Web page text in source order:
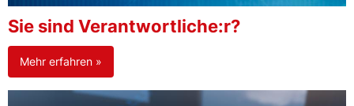
Sie sind Verantwortliche:r?
Mehr erfahren »